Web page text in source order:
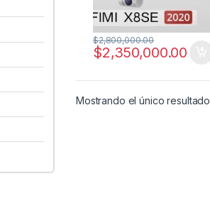
$2,350,000.00
$2,800,000.00
Mostrando el único resultado